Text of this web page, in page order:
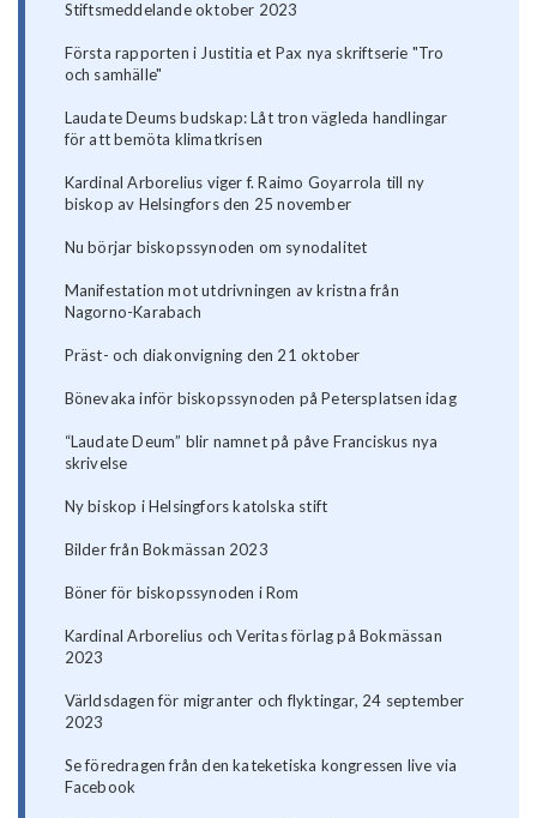
Stiftsmeddelande oktober 2023
Första rapporten i Justitia et Pax nya skriftserie "Tro
och samhälle"
Laudate Deums budskap: Låt tron vägleda handlingar
för att bemöta klimatkrisen
Kardinal Arborelius viger f. Raimo Goyarrola till ny
biskop av Helsingfors den 25 november
Nu börjar biskopssynoden om synodalitet
Manifestation mot utdrivningen av kristna från
Nagorno-Karabach
Präst- och diakonvigning den 21 oktober
Bönevaka inför biskopssynoden på Petersplatsen idag
“Laudate Deum” blir namnet på påve Franciskus nya
skrivelse
Ny biskop i Helsingfors katolska stift
Bilder från Bokmässan 2023
Böner för biskopssynoden i Rom
Kardinal Arborelius och Veritas förlag på Bokmässan
2023
Världsdagen för migranter och flyktingar, 24 september
2023
Se föredragen från den kateketiska kongressen live via
Facebook